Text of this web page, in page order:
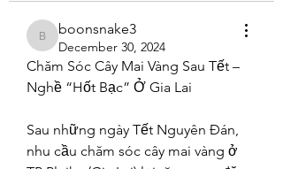
boonsnake3
boonsnake3
December 30, 2024
Chăm Sóc Cây Mai Vàng Sau Tết –
Nghề “Hốt Bạc” Ở Gia Lai
Sau những ngày Tết Nguyên Đán,
nhu cầu chăm sóc cây mai vàng ở